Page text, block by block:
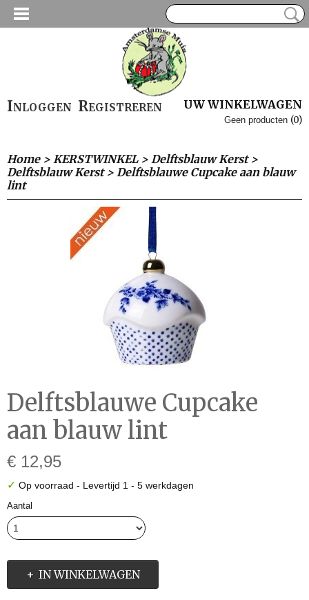
Inloggen Registreren UW WINKELWAGEN
Geen producten (0)
Home> KERSTWINKEL> Delftsblauw Kerst>
Delftsblauw Kerst> Delftsblauwe Cupcake aan blauw
lint
Delftsblauwe Cupcake
aan blauw lint
€ 12,95
✓ Op voorraad - Levertijd 1 - 5 werkdagen
Aantal
IN WINKELWAGEN